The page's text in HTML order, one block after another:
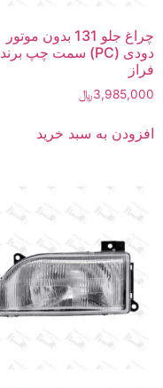
چراغ جلو 131 بدون موتور
دودی (PC) سمت چپ برند
فراز
3,985,000﷼
افزودن به سبد خرید